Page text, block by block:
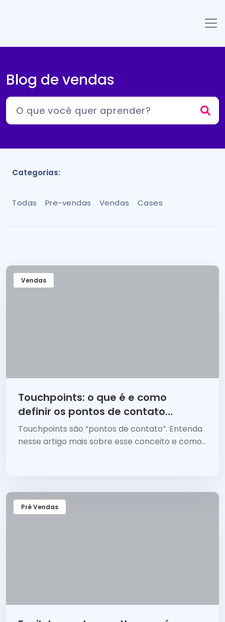
Blog de vendas
Categorias:
Todas Pre-vendas Vendas Cases
Vendas
Touchpoints: o que é e como
definir os pontos de contato
com o seu cliente
Touchpoints são “pontos de contato”. Entenda
nesse artigo mais sobre esse conceito e como
Pré Vendas